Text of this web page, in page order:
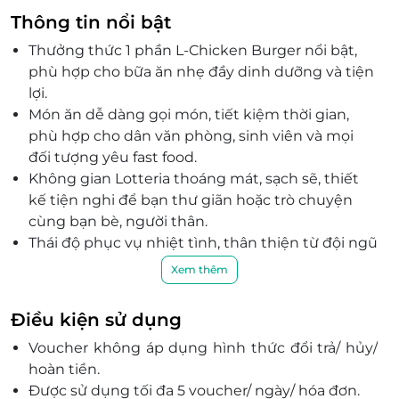
TTTM EBEST xã Minh Khai, Quận Từ Liêm, Hà Nội
01 Núi Trúc, P.Kim Mã, Quận Ba Đình, Hà Nội
298 Cầu Giấy, P. Quan Hoa, Quận Cầu Giấy, Hà Nội
391 Hoàng Quốc Việt, P. Nghĩa Tân, Quận Cầu giấy,
Hà Nội
66 Lò Đúc, P. Phạm Đình Hổ, Quận Hai Bà Trưng, Hà
Nội
Tầng 4 , Ô số 430+431, Lotte Mall, Ngõ 683 Lạc Long
Quân, P. Phú Thượng, Quận Tây Hồ, Hà Nội
203 Nguyễn Thị Minh Khai, P. Minh Khai, Quận Hai
Bà Trưng, Hà Nội
Tầng 1 Mễ Trì, P. Mễ Trì, Quận Từ Liêm, Hà Nội
TTTM Savico Nguyễn Văn Linh, Quận Long Biên, Hà
138 Lê Thanh Nghị, P. Bách Khoa, Quận Hai Bà
Trưng, Hà Nội
7-9 Đinh Tiên Hoàng, P. Hàng Bạc, Quận Hoàn Kiếm,
Hà Nội
Thông tin nổi bật
Thưởng thức 1 phần L-Chicken Burger nổi bật,
phù hợp cho bữa ăn nhẹ đầy dinh dưỡng và tiện
lợi.
Món ăn dễ dàng gọi món, tiết kiệm thời gian,
phù hợp cho dân văn phòng, sinh viên và mọi
đối tượng yêu fast food.
Không gian Lotteria thoáng mát, sạch sẽ, thiết
kế tiện nghi để bạn thư giãn hoặc trò chuyện
cùng bạn bè, người thân.
Thái độ phục vụ nhiệt tình, thân thiện từ đội ngũ
nhân viên đảm bảo mang lại trải nghiệm hài
lòng cho thực khách.
Cơ hội nhận ưu đãi tốt khi đặt 1 L-Chicken
Burger qua LifeLink, tối ưu chi phí khi ăn uống
ngoài hàng.
Món ăn đóng gói chỉn chu, đảm bảo vệ sinh an
toàn thực phẩm trong mọi khâu chế biến và
Xem thêm
Điều kiện sử dụng
Voucher không áp dụng hình thức đổi trả/ hủy/
hoàn tiền.
Được sử dụng tối đa 5 voucher/ ngày/ hóa đơn.